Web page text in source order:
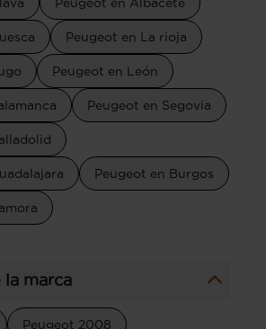
Peugeot en La rioja
Peugeot en León
Peugeot en Segovia
Peugeot en Burgos
la marca
Peugeot 2008